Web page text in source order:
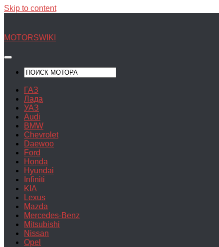
Skip to content
MOTORSWIKI
ГАЗ
Лада
УАЗ
Audi
BMW
Chevrolet
Daewoo
Ford
Honda
Hyundai
Infiniti
KIA
Lexus
Mazda
Mercedes-Benz
Mitsubishi
Nissan
Opel